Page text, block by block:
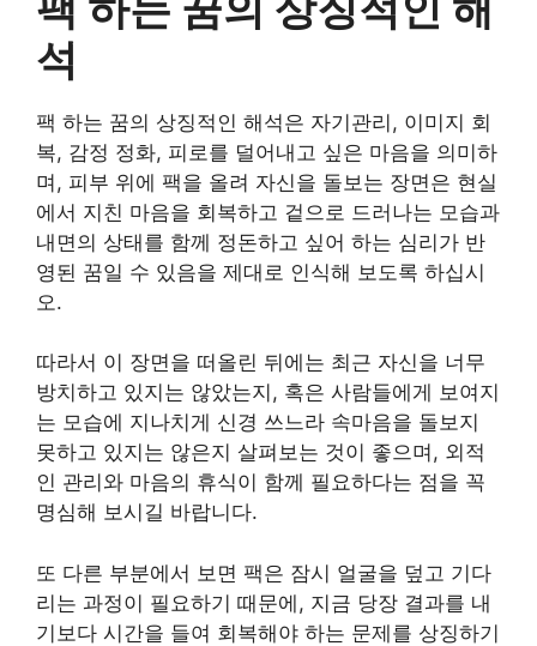
석
팩 하는 꿈의 상징적인 해석은 자기관리, 이미지 회
복, 감정 정화, 피로를 덜어내고 싶은 마음을 의미하
며, 피부 위에 팩을 올려 자신을 돌보는 장면은 현실
에서 지친 마음을 회복하고 겉으로 드러나는 모습과
내면의 상태를 함께 정돈하고 싶어 하는 심리가 반
영된 꿈일 수 있음을 제대로 인식해 보도록 하십시
오.
따라서 이 장면을 떠올린 뒤에는 최근 자신을 너무
방치하고 있지는 않았는지, 혹은 사람들에게 보여지
는 모습에 지나치게 신경 쓰느라 속마음을 돌보지
못하고 있지는 않은지 살펴보는 것이 좋으며, 외적
인 관리와 마음의 휴식이 함께 필요하다는 점을 꼭
명심해 보시길 바랍니다.
또 다른 부분에서 보면 팩은 잠시 얼굴을 덮고 기다
리는 과정이 필요하기 때문에, 지금 당장 결과를 내
기보다 시간을 들여 회복해야 하는 문제를 상징하기